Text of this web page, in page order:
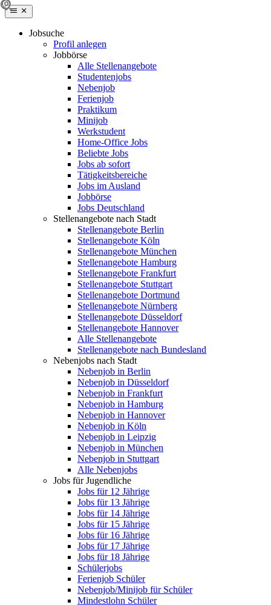
Jobsuche
Profil anlegen
Jobbörse
Alle Stellenangebote
Studentenjobs
Nebenjob
Ferienjob
Praktikum
Minijob
Werkstudent
Home-Office Jobs
Beliebte Jobs
Jobs ab sofort
Tätigkeitsbereiche
Jobs im Ausland
Jobbörse
Jobs Deutschland
Stellenangebote nach Stadt
Stellenangebote Berlin
Stellenangebote Köln
Stellenangebote München
Stellenangebote Hamburg
Stellenangebote Frankfurt
Stellenangebote Stuttgart
Stellenangebote Dortmund
Stellenangebote Nürnberg
Stellenangebote Düsseldorf
Stellenangebote Hannover
Alle Stellenangebote
Stellenangebote nach Bundesland
Nebenjobs nach Stadt
Nebenjob in Berlin
Nebenjob in Düsseldorf
Nebenjob in Frankfurt
Nebenjob in Hamburg
Nebenjob in Hannover
Nebenjob in Köln
Nebenjob in Leipzig
Nebenjob in München
Nebenjob in Stuttgart
Alle Nebenjobs
Jobs für Jugendliche
Jobs für 12 Jährige
Jobs für 13 Jährige
Jobs für 14 Jährige
Jobs für 15 Jährige
Jobs für 16 Jährige
Jobs für 17 Jährige
Jobs für 18 Jährige
Schülerjobs
Ferienjob Schüler
Nebenjob/Minijob für Schüler
Mindestlohn Schüler